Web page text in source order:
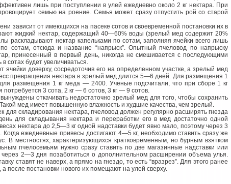
лишь при поступлении в улей ежедневно около 2 кг нектара. При
семью на роение. Семья может сразу отпустить рой со старой
зависит от имеющихся на пасеке сотов и своевременной постановки их в
жидкий нектар, содержащий 40—60% воды (зрелый мед содержит 20%
раскладывают нектар капельками по сотам, заполняя ячейки всего лишь
сотам, отсюда и название “напрыск”. Опытный пчеловод по напрыску
принесенный в первый день, никогда не смешивается с последующими
сотах будет увеличиваться.
доверху, сосредоточив его на определенном участке, а зрелый мед
превращения нектара в зрелый мед длится 5—6 дней. Для размещения 1
размещения 1 кг меда — 2400. Ученые подсчитали, что при сборе 1 кг
3 сота, 2 кг — 6 сотов, 3 кг — 9 сотов.
откачивать недостаточно зрелый мед для того, чтобы сохранить
мед имеет повышенную влажность и худшие качества, чем зрелый.
для складирования нектара, пчеловод должен регулярно расширять гнезда
для складывания нектара и переработки его в мед достаточно одной
нектара до 2,5—3 кг одной надставки будет явно мало, поэтому через 3
Когда ежедневные привесы достигают 4—5 кг, необходимо ставить сразу же
В местностях, характеризующихся кратковременным, но бурным взятком
пчелосемьям нужно сразу ставить по две магазинные надставки или
2—3 дня позаботиться о дополнительном расширении объема улья.
ставят не наверх, а прямо на гнездо, то есть “вразрез”. Для этого ранее
после постановки нового их помещают на улей сверху.